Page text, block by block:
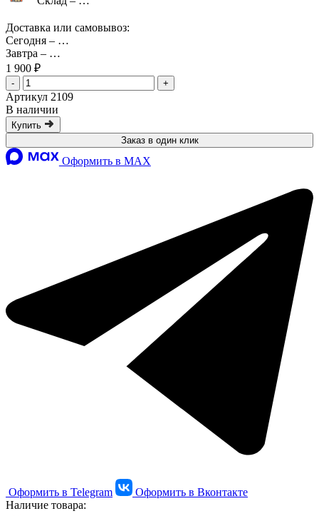
Доставка или самовывоз:
Сегодня – …
Завтра – …
1 900 ₽
- +
Артикул 2109
В наличии
Купить
Заказ в один клик
Оформить в MAX
Оформить в Telegram
Оформить в Вконтакте
Наличие товара: